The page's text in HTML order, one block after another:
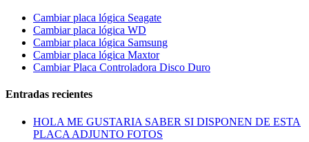
Cambiar placa lógica Seagate
Cambiar placa lógica WD
Cambiar placa lógica Samsung
Cambiar placa lógica Maxtor
Cambiar Placa Controladora Disco Duro
Entradas recientes
HOLA ME GUSTARIA SABER SI DISPONEN DE ESTA
PLACA ADJUNTO FOTOS